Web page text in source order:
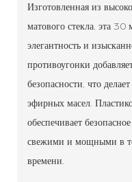
Изготовленная из
матового стекла, эта 30
элегантность и
противоугонки
безопасности, что
эфирных масел.
обеспечивает
свежими и мощными в
времени.